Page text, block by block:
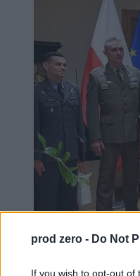
prod zero - Do Not
If you wish to opt-out of